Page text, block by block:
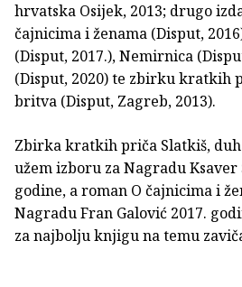
hrvatska Osijek, 2013; drugo
čajnicima i ženama (Disput,
(Disput, 2017.), Nemirnica
(Disput, 2020) te zbirku kratkih
britva (Disput, Zagreb, 2013).
Zbirka kratkih priča Slatkiš,
užem izboru za Nagradu Ksaver
godine, a roman O čajnicima i
Nagradu Fran Galović 2017.
za najbolju knjigu na temu